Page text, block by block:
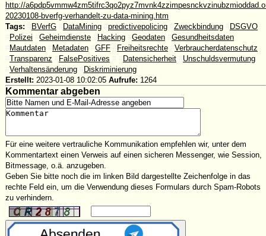
http://
20230108-bverfg-verhandelt-zu-data-mining.htm
Tags:
BVerfG DataMining predictivepolicing Zweckbindung
DSGVO
Polizei Geheimdienste Hacking Geodaten
Gesundheitsdaten
Mautdaten Metadaten GFF Freiheitsrechte
Verbraucherdatenschutz
Transparenz FalsePositives Datensicherheit
Unschuldsvermutung
Verhaltensänderung
Diskriminierung
Erstellt: 2023-01-08 10:02:05 Aufrufe: 1264
Kommentar abgeben
Für eine weitere vertrauliche Kommunikation empfehlen wir, unter dem
Kommentartext einen Verweis auf einen sicheren Messenger, wie Session,
Bitmessage, o.ä. anzugeben.
Geben Sie bitte noch die im linken Bild dargestellte Zeichenfolge in das
rechte Feld ein, um die Verwendung dieses Formulars durch Spam-Robots
zu verhindern.